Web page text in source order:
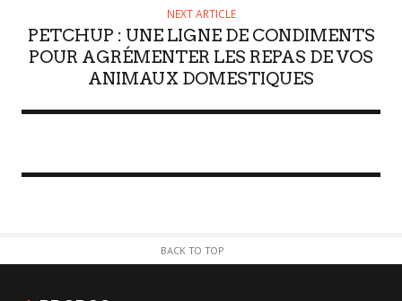
NEXT ARTICLE
PETCHUP : UNE LIGNE DE CONDIMENTS
POUR AGRÉMENTER LES REPAS DE VOS
ANIMAUX DOMESTIQUES
BACK TO TOP